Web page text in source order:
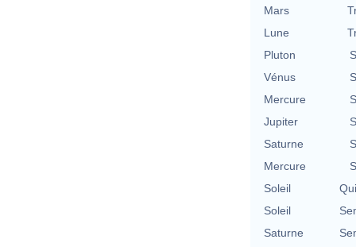
Mars
Lune
Pluton
Vénus
Mercure
Jupiter
Saturne
Mercure
Soleil
Soleil
Saturne